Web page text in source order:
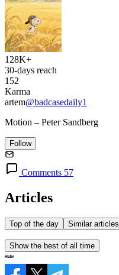
128K+
30-days reach
152
Karma
artem@badcasedaily1
Motion – Peter Sandberg
Follow
Comments 57
Articles
Top of the day Similar articles
Show the best of all time